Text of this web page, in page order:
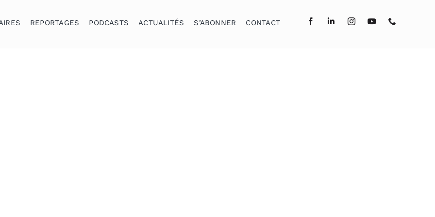
REPORTAGES PODCASTS ACTUALITÉS S’ABONNER CONTACT